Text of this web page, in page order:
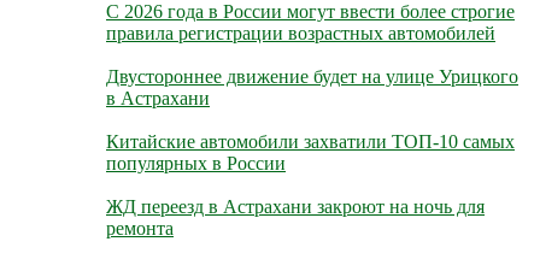
С 2026 года в России могут ввести более строгие
правила регистрации возрастных автомобилей
Двустороннее движение будет на улице Урицкого
в Астрахани
Китайские автомобили захватили ТОП-10 самых
популярных в России
ЖД переезд в Астрахани закроют на ночь для
ремонта